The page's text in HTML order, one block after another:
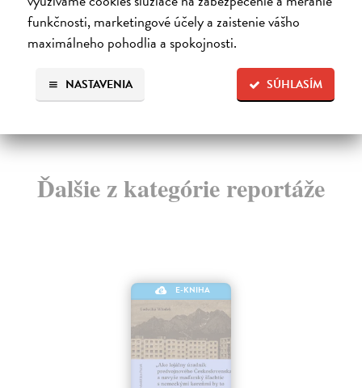
funkčnosti, marketingové účely a zaistenie vášho
maximálneho pohodlia a spokojnosti.
SÚHLASÍM
NASTAVENIA
12,30 €
Ďalšie z kategórie reportáže
E-KNIHA